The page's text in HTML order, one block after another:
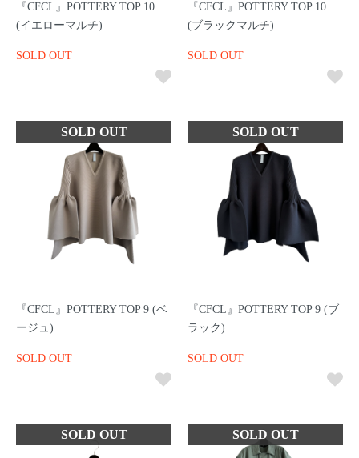
『CFCL』POTTERY TOP 10
(イエローマルチ)
SOLD OUT
『CFCL』POTTERY TOP 10
(ブラックマルチ)
SOLD OUT
『CFCL』POTTERY TOP 9 (ベ
ージュ)
SOLD OUT
『CFCL』POTTERY TOP 9 (ブ
ラック)
SOLD OUT